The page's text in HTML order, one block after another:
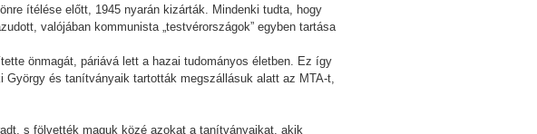
ítélése előtt, 1945 nyarán kizárták. Mindenki tudta, hogy
valójában kommunista „testvérországok” egyben tartása
önmagát, páriává lett a hazai tudományos életben. Ez így
György és tanítványaik tartották megszállásuk alatt az MTA-t,
s fölvették maguk közé azokat a tanítványaikat, akik